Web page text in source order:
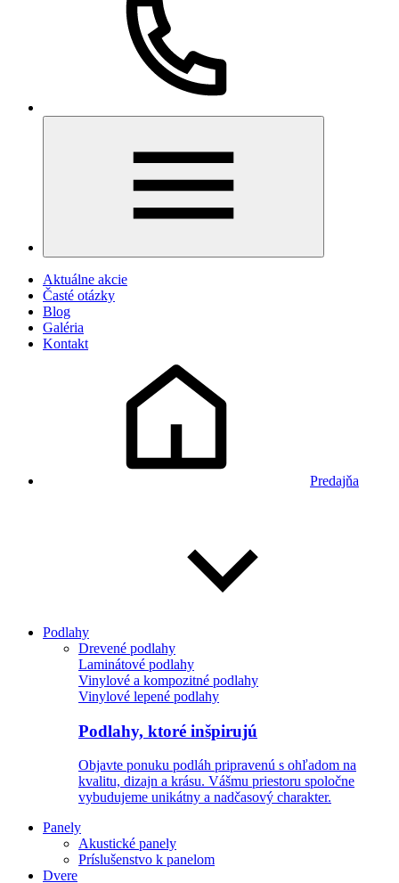
Aktuálne akcie
Časté otázky
Blog
Galéria
Kontakt
Predajňa
Podlahy
Drevené podlahy
Laminátové podlahy
Vinylové a kompozitné podlahy
Vinylové lepené podlahy
Podlahy, ktoré inšpirujú
Objavte ponuku podláh pripravenú s ohľadom na
kvalitu, dizajn a krásu. Vášmu priestoru spoločne
vybudujeme unikátny a nadčasový charakter.
Panely
Akustické panely
Príslušenstvo k panelom
Dvere